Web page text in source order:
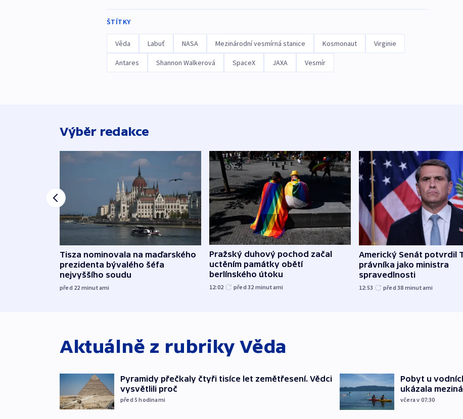
ŠTÍTKY
Věda Labuť NASA Mezinárodní vesmírná stanice Kosmonaut Virginie
Antares Shannon Walkerová SpaceX JAXA Vesmír
Výběr redakce
Tisza nominovala na maďarského
prezidenta bývalého šéfa
nejvyššího soudu
před 22 minutami
Pražský duhový pochod začal
uctěním památky obětí
berlínského útoku
12:02 před 32 minutami
Americký Senát potvrdil
právníka jako ministra
spravedlnosti
12:53 před 38 minutami
Aktuálně z rubrikyVěda
Pyramidy přečkaly čtyři tisíce let zemětřesení. Vědci
vysvětlili proč
před 5hodinami
Pobyt u
ukázala
včera v 07:30